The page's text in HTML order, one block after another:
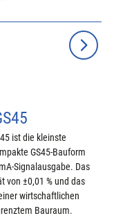
ist die kleinste
GS45-Bauform
Signalausgabe. Das
von ±0,01 % und das
wirtschaftlichen
Bauraum.